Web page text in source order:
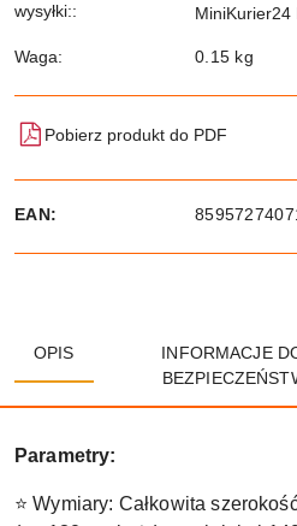
wysyłki::
MiniKurier24
Waga: 0.15 kg
Pobierz produkt do PDF
EAN:
OPIS
INFORMACJE
Parametry:
⭐ Wymiary: Całkowita